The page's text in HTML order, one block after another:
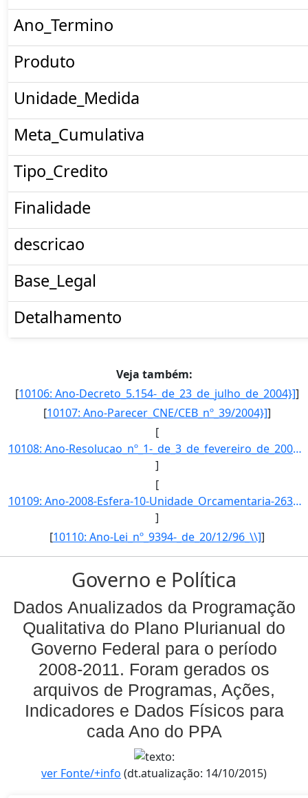
Ano_Termino
Produto
Unidade_Medida
Meta_Cumulativa
Tipo_Credito
Finalidade
descricao
Base_Legal
Detalhamento
Veja também:
[10106: Ano-Decreto_5.154-_de_23_de_julho_de_2004}]]
[10107: Ano-Parecer_CNE/CEB_nº_39/2004}]]
[
10108: Ano-Resolucao_nº_1-_de_3_de_fevereiro_de_2005.-Esfera-Esta_acao_e_implementada_diretamente_pelas_uni]
]
[
10109: Ano-2008-Esfera-10-Unidade_Orcamentaria-26347-Funcao-12-SubFuncao-363-Programa-1062-Acao-2992-Locali]
]
[10110: Ano-Lei_nº_9394-_de_20/12/96_\\]]
Governo e Política
Dados Anualizados da Programação
Qualitativa do Plano Plurianual do
Governo Federal para o período
2008-2011. Foram gerados os
arquivos de Programas, Ações,
Indicadores e Dados Físicos para
cada Ano do PPA
ver Fonte/+info (dt.atualização: 14/10/2015)